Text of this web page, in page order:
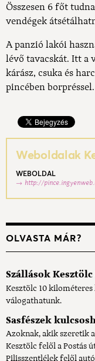
Összesen 6 főt
vendégek
A panzió lakói
lévő tavacskát. Itt a
kárász, csuka és
pincében borpréssel.
Weboldalak
WEBOLDAL
http://
OLVASTA MÁR?
Szállások
Kesztölc 10
válogathatunk.
Sasfészek
Azoknak, akik szeretik
Kesztölc felől a Postás
Pilisszentlélek felől